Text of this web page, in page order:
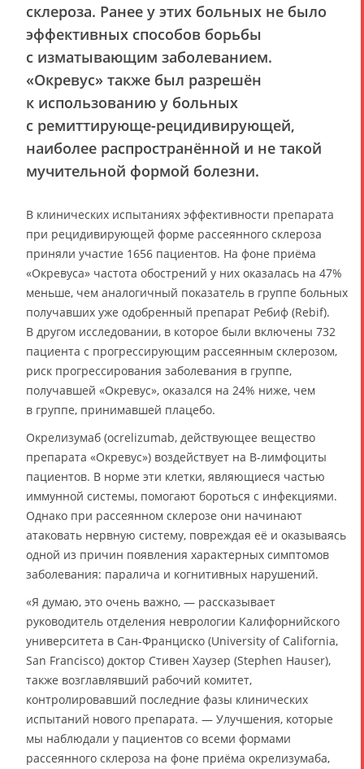
склероза. Ранее у этих больных не было
эффективных способов борьбы
с изматывающим заболеванием.
«Окревус» также был разрешён
к использованию у больных
с ремиттирующе-рецидивирующей,
наиболее распространённой и не такой
мучительной формой болезни.
В клинических испытаниях эффективности препарата
при рецидивирующей форме рассеянного склероза
приняли участие 1656 пациентов. На фоне приёма
«Окревуса» частота обострений у них оказалась на 47%
меньше, чем аналогичный показатель в группе больных
получавших уже одобренный препарат Ребиф (Rebif).
В другом исследовании, в которое были включены 732
пациента с прогрессирующим рассеянным склерозом,
риск прогрессирования заболевания в группе,
получавшей «Окревус», оказался на 24% ниже, чем
в группе, принимавшей плацебо.
Окрелизумаб (ocrelizumab, действующее вещество
препарата «Окревус») воздействует на В-лимфоциты
пациентов. В норме эти клетки, являющиеся частью
иммунной системы, помогают бороться с инфекциями.
Однако при рассеянном склерозе они начинают
атаковать нервную систему, повреждая её и оказываясь
одной из причин появления характерных симптомов
заболевания: паралича и когнитивных нарушений.
«Я думаю, это очень важно, — рассказывает
руководитель отделения неврологии Калифорнийского
университета в Сан-Франциско (University of California,
San Francisco) доктор Стивен Хаузер (Stephen Hauser),
также возглавлявший рабочий комитет,
контролировавший последние фазы клинических
испытаний нового препарата. — Улучшения, которые
мы наблюдали у пациентов со всеми формами
рассеянного склероза на фоне приёма окрелизумаба,